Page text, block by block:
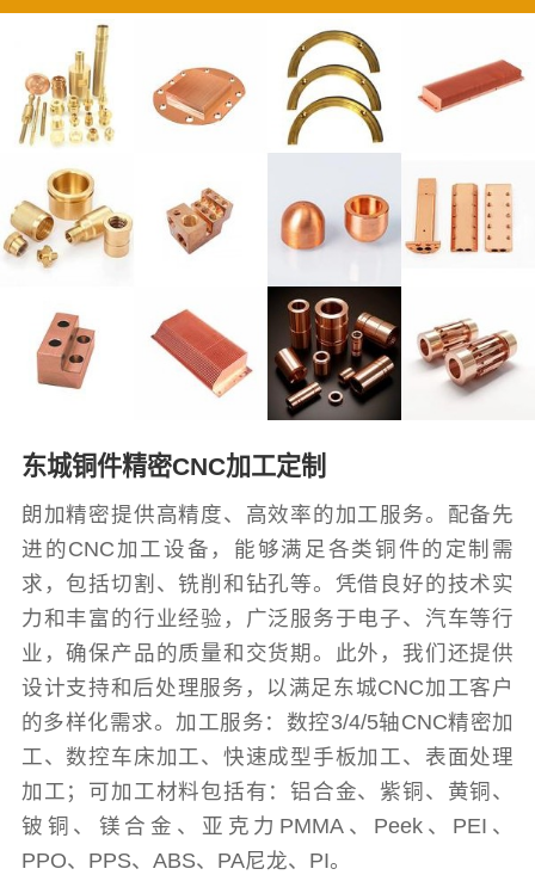
东城铜件精密CNC加工定制
朗加精密提供高精度、高效率的加工服务。配备先
进的CNC加工设备，能够满足各类铜件的定制需
求，包括切割、铣削和钻孔等。凭借良好的技术实
力和丰富的行业经验，广泛服务于电子、汽车等行
业，确保产品的质量和交货期。此外，我们还提供
设计支持和后处理服务，以满足东城CNC加工客户
的多样化需求。加工服务：数控3/4/5轴CNC精密加
工、数控车床加工、快速成型手板加工、表面处理
加工；可加工材料包括有：铝合金、紫铜、黄铜、
铍铜、镁合金、亚克力PMMA、Peek、PEI、
PPO、PPS、ABS、PA尼龙、PI。